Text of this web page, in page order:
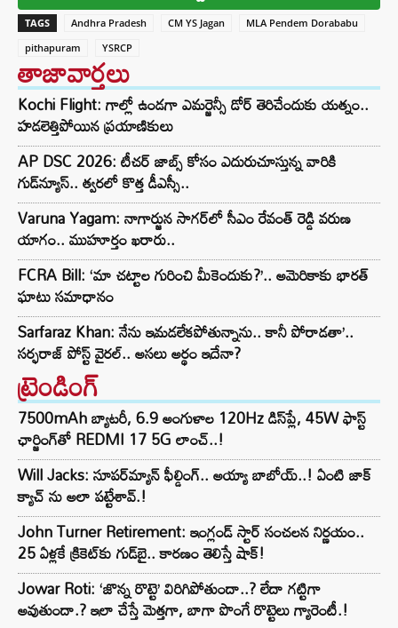
TAGS Andhra Pradesh CM YS Jagan
MLA Pendem Dorababu
pithapuram
YSRCP
తాజావార్తలు
Kochi Flight: గాల్లో ఉండగా ఎమర్జెన్సీ డోర్ తెరిచేందుకు యత్నం..
హడలెత్తిపోయిన ప్రయాణికులు
AP DSC 2026: టీచర్ జాబ్స్ కోసం ఎదురుచూస్తున్న వారికి
గుడ్‌న్యూస్.. త్వరలో కొత్త డీఎస్సీ..
Varuna Yagam: నాగార్జున సాగ‌ర్‌లో సీఎం రేవంత్ రెడ్డి వరుణ
యాగం.. ముహూర్తం ఖరారు..
FCRA Bill: ‘మా చట్టాల గురించి మీకెందుకు?’.. అమెరికాకు భారత్
ఘాటు సమాధానం
Sarfaraz Khan: నేను ఇమడలేకపోతున్నాను.. కానీ పోరాడతా’..
సర్ఫరాజ్ పోస్ట్ వైరల్.. అసలు అర్థం ఇదేనా?
ట్రెండింగ్‌
7500mAh బ్యాటరీ, 6.9 అంగుళాల 120Hz డిస్‌ప్లే, 45W ఫాస్ట్
ఛార్జింగ్‌తో REDMI 17 5G లాంచ్..!
Will Jacks: సూపర్‌మ్యాన్ ఫీల్డింగ్.. అయ్యా బాబోయ్..! ఏంటి జాక్
క్యాచ్ ను అలా పట్టేశావ్.!
John Turner Retirement: ఇంగ్లండ్ స్టార్ సంచలన నిర్ణయం..
25 ఏళ్లకే క్రికెట్‌కు గుడ్‌బై.. కారణం తెలిస్తే షాక్!
Jowar Roti: ‘జొన్న రొట్టె’ విరిగిపోతుందా..? లేదా గట్టిగా
అవుతుందా.? ఇలా చేస్తే మెత్తగా, బాగా పొంగే రొట్టెలు గ్యారెంటీ.!